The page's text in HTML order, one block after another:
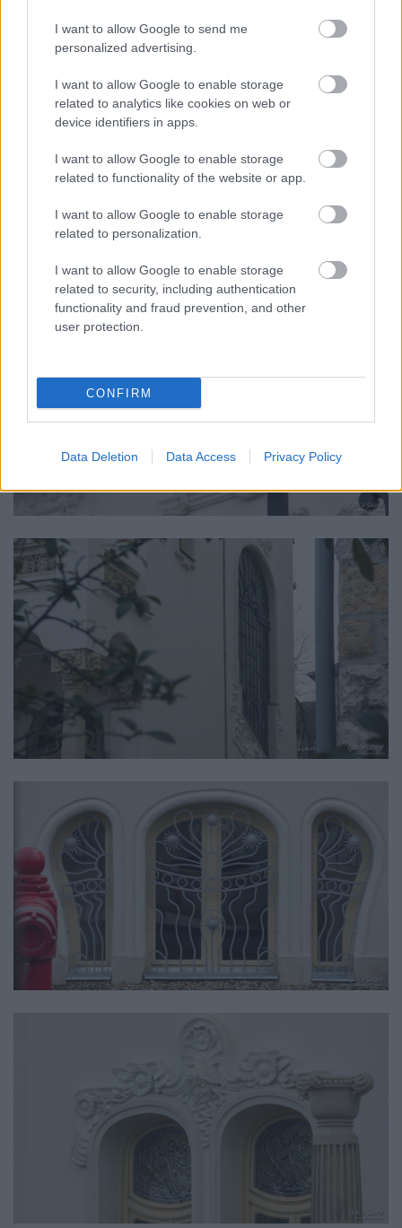
I want to allow Google to send me
personalized advertising.
I want to allow Google to enable storage
related to analytics like cookies on web or
device identifiers in apps.
I want to allow Google to enable storage
related to functionality of the website or app.
I want to allow Google to enable storage
related to personalization.
I want to allow Google to enable storage
related to security, including authentication
functionality and fraud prevention, and other
user protection.
CONFIRM
Data Deletion Data Access Privacy Policy